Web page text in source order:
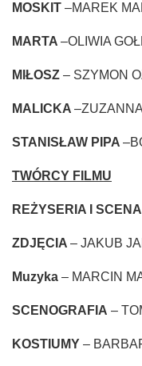
MOSKIT –MAREK
MARTA –OLIWIA
MIŁOSZ – SZYMON
MALICKA
STANISŁAW PIPA
TWÓRCY FILMU
REŻYSERIA I
ZDJĘCIA – JAKUB
Muzyka – MARCIN
SCENOGRAFIA –
KOSTIUMY –